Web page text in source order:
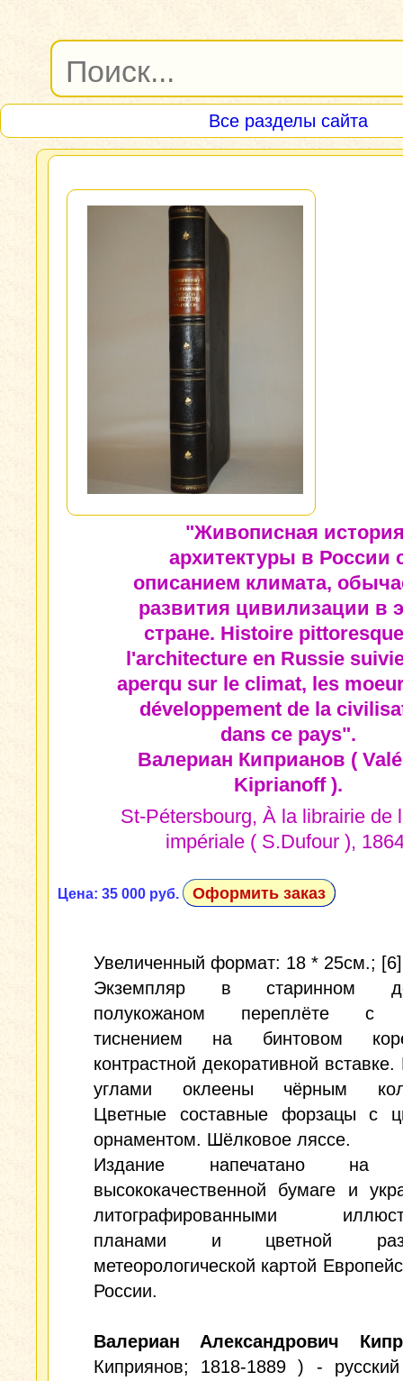
Все разделы сайта
"Живописная
архитектуры в России
описанием климата,
развития цивилизации в
стране. Histoire
l'architecture en Russie
aperqu sur le climat, les
développement de la
dans ce pays".
Валериан Киприанов (
Kiprianoff ).
St-Pétersbourg, À la librairie de
impériale ( S.Dufour ),
Цена: 35 000 руб. Оформить заказ
Увеличенный формат: 18 * 25см.;
Экземпляр в старинном
полукожаном переплёте с
тиснением на бинтовом
контрастной декоративной
углами оклеены чёрным
Цветные составные форзацы с
орнаментом. Шёлковое ляссе.
Издание напечатано на
высококачественной бумаге и
литографированными
планами и цветной
метеорологической картой
России.
Валериан Александрович
Киприянов; 1818-1889 ) -